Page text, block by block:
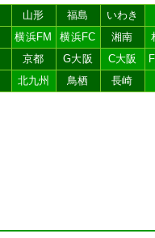
山形 福島
いわき
横浜FM 横浜FC 湘南
京都 G大阪 C大阪
北九州 鳥栖 長崎